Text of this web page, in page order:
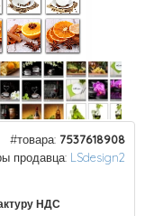
#товара: 7537618908
продавца: LSdesign2
НДС